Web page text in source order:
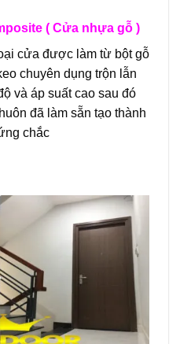
( Cửa nhựa gỗ )
cửa được làm từ bột gỗ
chuyên dụng trộn lẫn
và áp suất cao sau đó
đã làm sẵn tạo thành
chắc